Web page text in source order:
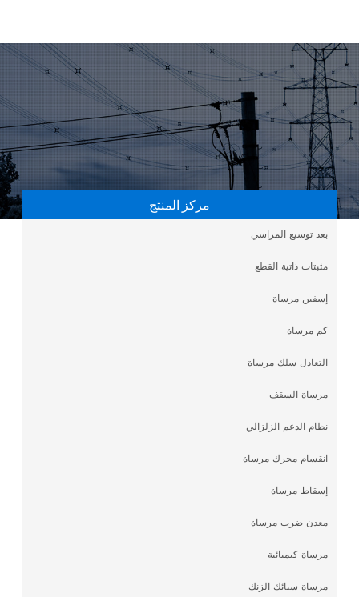
مركز المنتج
بعد توسيع المراسي
مثبتات ذاتية القطع
إسفين مرساة
كم مرساة
التعادل سلك مرساة
مرساة السقف
نظام الدعم الزلزالي
انقسام محرك مرساة
إسقاط مرساة
معدن ضرب مرساة
مرساة كيميائية
مرساة سبائك الزنك